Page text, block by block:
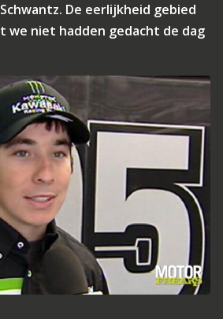
De eerlijkheid gebied
we niet hadden gedacht de dag